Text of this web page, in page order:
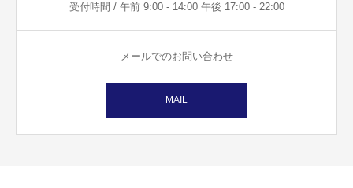
受付時間 / 午前 9:00 - 14:00 午後 17:00 - 22:00
メールでのお問い合わせ
MAIL